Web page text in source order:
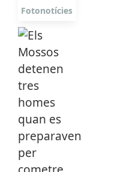
Fotonotícies